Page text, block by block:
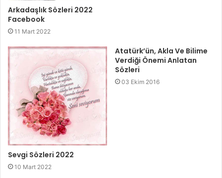
Arkadaşlık Sözleri 2022
Facebook
11 Mart 2022
Sevgi Sözleri 2022
10 Mart 2022
Atatürk’ün, Akla Ve Bilime
Verdiği Önemi Anlatan
Sözleri
03 Ekim 2016